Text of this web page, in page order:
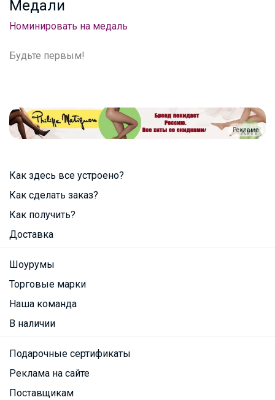
Медали
Номинировать на медаль
Будьте первым!
Реклама
Как здесь все устроено?
Как сделать заказ?
Как получить?
Доставка
Шоурумы
Торговые марки
Наша команда
В наличии
Подарочные сертификаты
Реклама на сайте
Поставщикам